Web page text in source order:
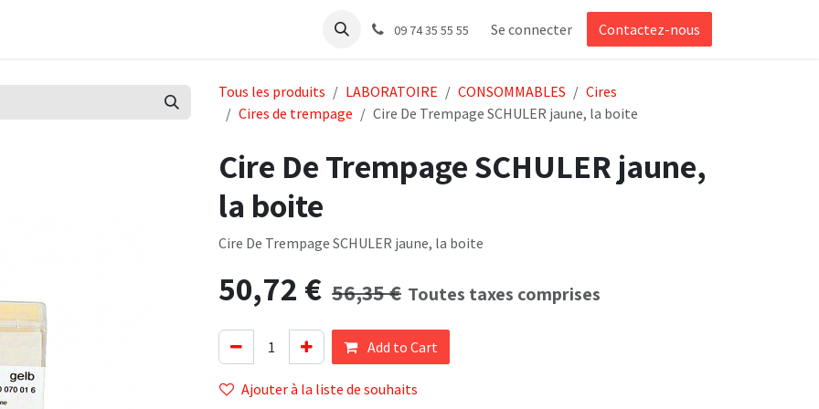
Support09 74 35 55 55 Se connecter Contactez-nous
Tous les produits LABORATOIRE CONSOMMABLES
Cires
Cires de trempage
Cire De Trempage SCHULER jaune, la boite
Cire De Trempage SCHULER jaune,
la boite
Cire De Trempage SCHULER jaune, la boite
50,72 € 56,35€ Toutes taxes comprises
Add to Cart
Ajouter à la liste de souhaits